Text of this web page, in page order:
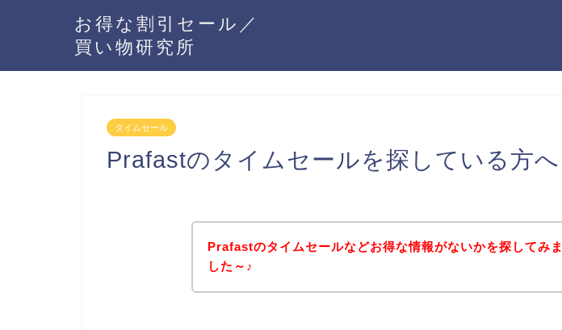
お得な割引セール／
買い物研究所
タイムセール
Prafastのタイムセールを探している方へ
Prafastのタイムセールなどお得な情報がないかを探してみま
した～♪